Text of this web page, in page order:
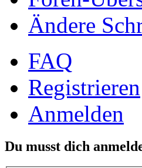
Ändere
FAQ
Registrieren
Anmelden
Du musst dich